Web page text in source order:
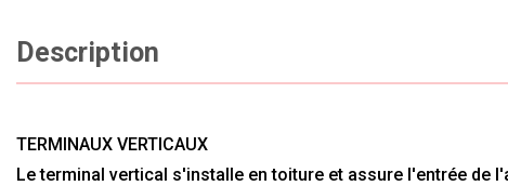
Description
TERMINAUX VERTICAUX
Le terminal vertical s'installe en toiture et assure l'entrée de